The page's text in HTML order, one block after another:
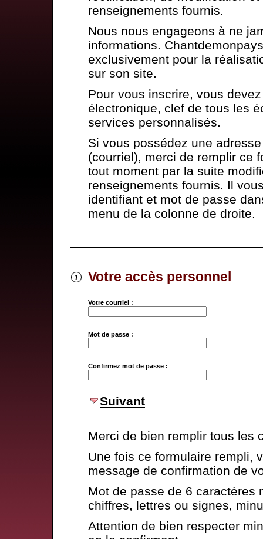
renseignements fournis.
Nous nous engageons à ne
informations.
exclusivement pour la
sur son site.
Pour vous inscrire, vous
électronique, clef de tous les
services personnalisés.
Si vous possédez une
(courriel), merci de remplir ce
tout moment par la suite
renseignements fournis. Il
identifiant et mot de passe
menu de la colonne de droite.
Votre accès personnel
Votre courriel :
Mot de passe :
Confirmez mot de passe :
Suivant
Merci de bien remplir tous les
Une fois ce formulaire rempli,
message de confirmation de
Mot de passe de 6 caractères
chiffres, lettres ou signes,
Attention de bien respecter